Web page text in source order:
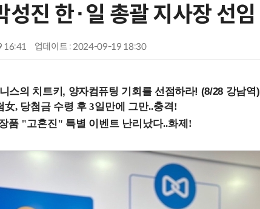
성진 한·일 총괄 지사장 선임
16:41 업데이트 : 2024-09-19 18:30
스의 치트키, 양자컴퓨팅 기회를 선점하라! (8/28 강남역)